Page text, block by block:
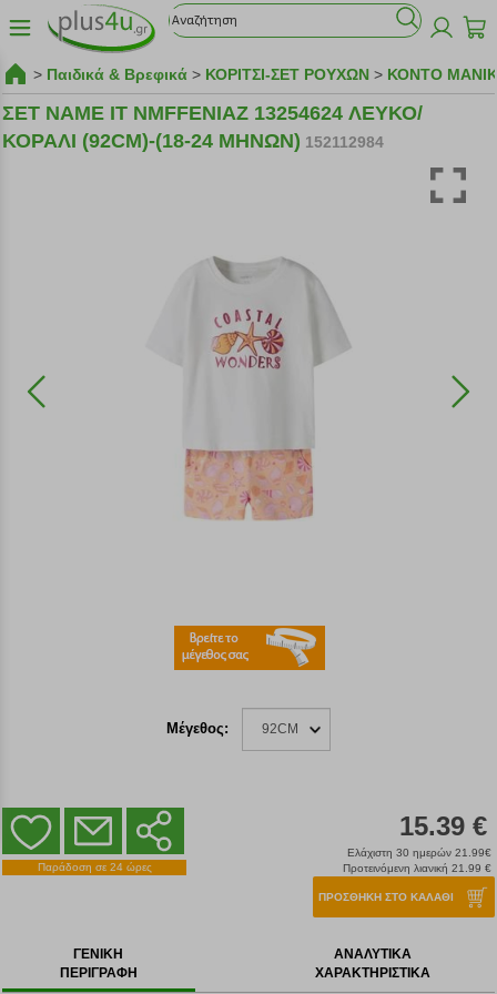
> Παιδικά & Βρεφικά > ΚΟΡΙΤΣΙ-ΣΕΤ ΡΟΥΧΩΝ > ΚΟΝΤΟ
ΣΕΤ NAME IT NMFFENIAZ 13254624 ΛΕΥΚΟ/
ΚΟΡΑΛΙ (92CM)-(18-24 ΜΗΝΩΝ) 152112984
Μέγεθος: 92CM
Παράδοση σε 24 ώρες
15.39 €
Ελάχιστη 30 ημερών 21.99€
Προτεινόμενη λιανική 21.99 €
ΠΡΟΣΘΗΚΗ ΣΤΟ ΚΑΛΑΘΙ
ΓΕΝΙΚΗ
ΠΕΡΙΓΡΑΦΗ
ΑΝΑΛΥΤΙΚΑ
ΧΑΡΑΚΤΗΡΙΣΤΙΚΑ